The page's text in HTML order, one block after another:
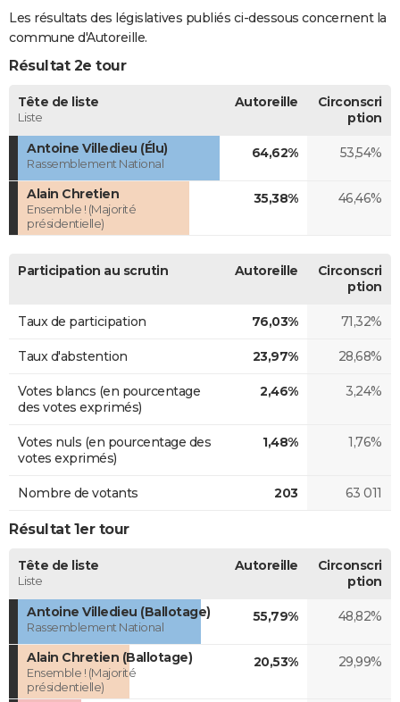
Les résultats des législatives publiés ci-dessous concernent la
commune d'Autoreille.
Résultat 2e tour
Tête de liste
Liste
Autoreille
Circonscri
ption
Antoine Villedieu (Élu)
Rassemblement National
64,62% 53,54%
Alain Chretien
Ensemble ! (Majorité
présidentielle)
35,38% 46,46%
Participation au scrutin Autoreille
Circonscri
ption
Taux de participation 76,03% 71,32%
Taux d'abstention 23,97% 28,68%
Votes blancs (en pourcentage
des votes exprimés)
2,46% 3,24%
Votes nuls (en pourcentage des
votes exprimés)
1,48% 1,76%
Nombre de votants 203 63 011
Résultat 1er tour
Tête de liste
Liste
Autoreille
Circonscri
ption
Antoine Villedieu (Ballotage)
Rassemblement National
55,79% 48,82%
Alain Chretien (Ballotage)
Ensemble ! (Majorité
présidentielle)
20,53% 29,99%